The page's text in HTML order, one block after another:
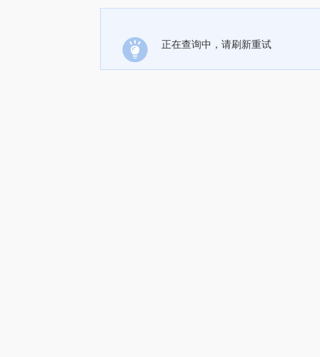
正在查询中，请刷新重试